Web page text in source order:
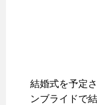
結婚式を予定
ンブライドで